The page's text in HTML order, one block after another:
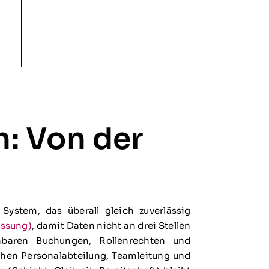
Von der
das überall gleich zuverlässig
, damit Daten nicht an drei Stellen
Buchungen, Rollenrechten und
Personalabteilung, Teamleitung und